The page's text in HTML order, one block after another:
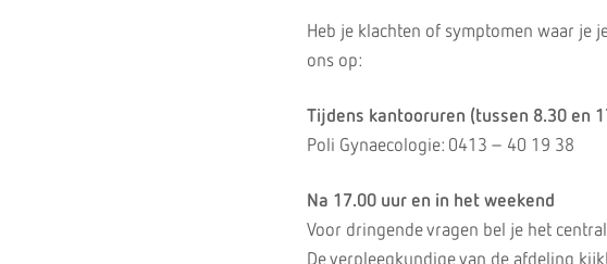
Heb je klachten of symptomen waar je
ons op:
Tijdens kantooruren (tussen 8.30 en
Poli Gynaecologie: 0413 – 40 19 38
Na 17.00 uur en in het weekend
Voor dringende vragen bel je het
De verpleegkundige van de afdeling